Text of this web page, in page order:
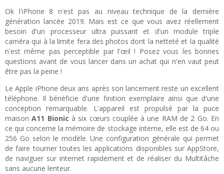
Ok l'iPhone 8 n'est pas au niveau technique de la dernière
génération lancée 2019. Mais est ce que vous avez réellement
besoin d'un processeur ultra puissant et d'un module triple
caméra qui à la limite fera des photos dont la netteté et la qualité
n'est même pas perceptible par l'œil ! Posez vous les bonnes
questions avant de vous lancer dans un achat qui n'en vaut peut
être pas la peine !
Le Apple iPhone deux ans après son lancement reste un excellent
téléphone. Il bénéficie d'une finition exemplaire ainsi que d'une
conception remarquable. L'appareil est propulsé par la puce
maisonA11 Bionic à six cœurs couplée à une RAM de 2 Go. En
ce qui concerne la mémoire de stockage interne, elle est de 64 ou
256 Go selon le modèle. Une configuration générale qui permet
de faire tourner toutes les applications disponibles sur AppStore,
de naviguer sur internet rapidement et de réaliser du Multitâche
sans aucune lenteur.